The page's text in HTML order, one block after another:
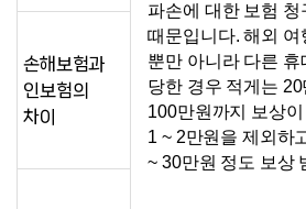
파손에 대한 보험 청
때문입니다. 해외
뿐만 아니라 다른
당한 경우 적게는
100만원까지 보상
1 ~ 2만원을 제외하
~ 30만원 정도 보상
손해보험과
인보험의
차이